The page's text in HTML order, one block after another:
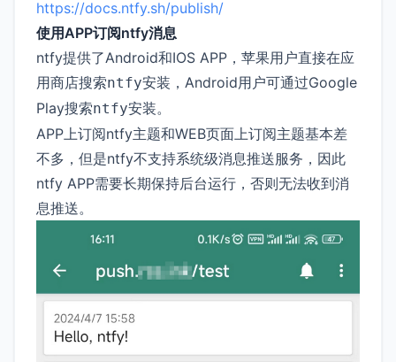
https://docs.ntfy.sh/publish/
使用APP订阅ntfy消息
ntfy提供了Android和IOS APP，苹果用户直接在应
用商店搜索ntfy安装，Android用户可通过Google
Play搜索ntfy安装。
APP上订阅ntfy主题和WEB页面上订阅主题基本差
不多，但是ntfy不支持系统级消息推送服务，因此
ntfy APP需要长期保持后台运行，否则无法收到消
息推送。